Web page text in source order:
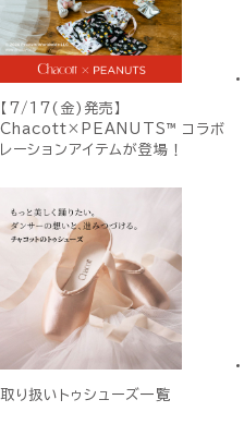
【7/17(金)発売】
Chacott×PEANUTS™ コラボ
レーションアイテムが登場！
取り扱いトゥシューズ一覧